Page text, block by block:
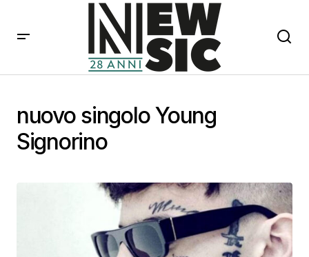
nuovo singolo Young
Signorino